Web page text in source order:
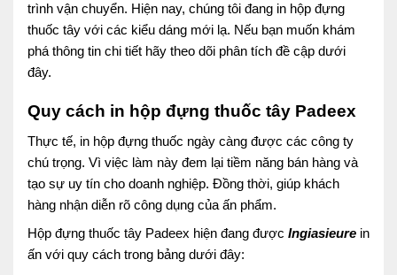
trình vận chuyển. Hiện nay, chúng tôi đang in hộp đựng
thuốc tây với các kiểu dáng mới lạ. Nếu bạn muốn khám
phá thông tin chi tiết hãy theo dõi phân tích đề cập dưới
đây.
Quy cách in hộp đựng thuốc tây Padeex
Thực tế, in hộp đựng thuốc ngày càng được các công ty
chú trọng. Vì việc làm này đem lại tiềm năng bán hàng và
tạo sự uy tín cho doanh nghiệp. Đồng thời, giúp khách
hàng nhận diễn rõ công dụng của ấn phẩm.
Hộp đựng thuốc tây Padeex hiện đang được Ingiasieure in
ấn với quy cách trong bảng dưới đây: